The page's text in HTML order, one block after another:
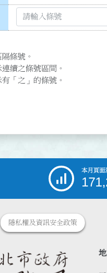
條號。
續之條號區間。
「之」的條號。
本月頁面
隱私權及資訊安全政策